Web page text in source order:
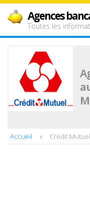
Agences
Toutes les
Accueil Crédit